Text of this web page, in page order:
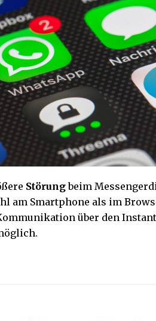
Störungbeim
am Smartphone als im
über den